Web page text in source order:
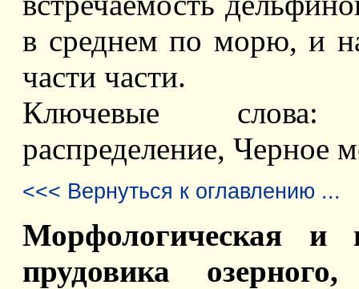
в среднем по морю, и
части части.
Ключевые слова:
распределение, Черное
<<< Вернуться к оглавлению ...
Морфологическая и
прудовика